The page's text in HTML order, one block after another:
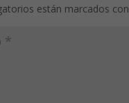
están marcados con